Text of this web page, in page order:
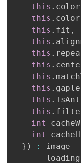
this . color
this .
this . fit ,
this .
this .
this .
this .
this .
this .
this .
int
int
} ) : image =